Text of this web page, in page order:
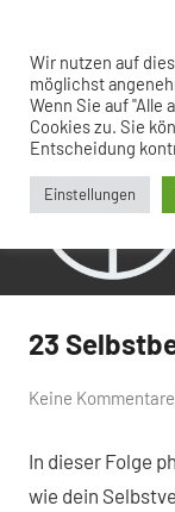
springen
Hinter
den
Kulissen
agil
weiter
gedacht
Allgemein
23
von
Saladino
25.
2023
Keine Kommentare
In dieser Folge
wie dein
Wir nutzen auf
möglichst
Wenn Sie auf "Alle
Cookies zu. Sie
Entscheidung
Einstellungen